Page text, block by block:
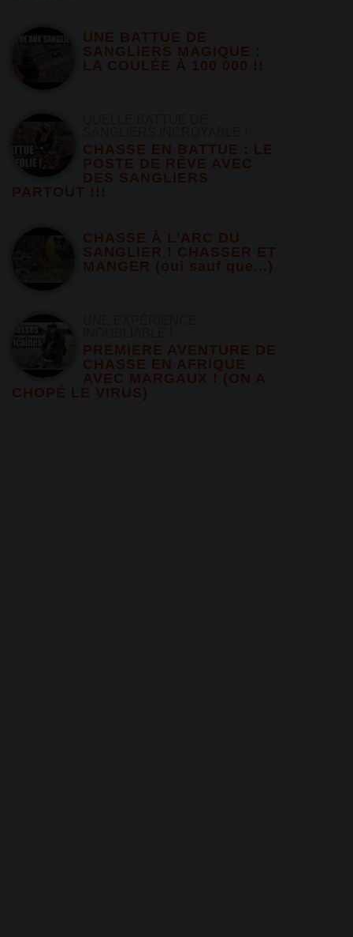
UNE BATTUE DE
SANGLIERS MAGIQUE :
LA COULÉE À 100 000 !!
CHASSE EN BATTUE : LE
POSTE DE RÊVE AVEC
DES SANGLIERS
PARTOUT !!!
CHASSE À L'ARC DU
SANGLIER ! CHASSER ET
MANGER (oui sauf que...)
PREMIERE AVENTURE DE
CHASSE EN AFRIQUE
AVEC MARGAUX ! (ON A
CHOPÉ LE VIRUS)